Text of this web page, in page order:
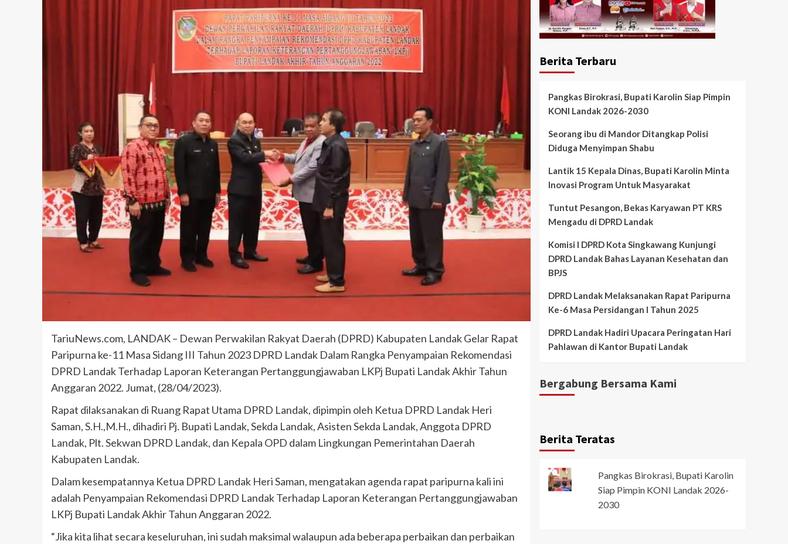
TariuNews.com, LANDAK – Dewan Perwakilan Rakyat Daerah (DPRD) Kabupaten Landak Gelar Rapat
Paripurna ke-11 Masa Sidang III Tahun 2023 DPRD Landak Dalam Rangka Penyampaian Rekomendasi
DPRD Landak Terhadap Laporan Keterangan Pertanggungjawaban LKPj Bupati Landak Akhir Tahun
Anggaran 2022. Jumat, (28/04/2023).
Rapat dilaksanakan di Ruang Rapat Utama DPRD Landak, dipimpin oleh Ketua DPRD Landak Heri
Saman, S.H.,M.H., dihadiri Pj. Bupati Landak, Sekda Landak, Asisten Sekda Landak, Anggota DPRD
Landak, Plt. Sekwan DPRD Landak, dan Kepala OPD dalam Lingkungan Pemerintahan Daerah
Kabupaten Landak.
Dalam kesempatannya Ketua DPRD Landak Heri Saman, mengatakan agenda rapat paripurna kali ini
adalah Penyampaian Rekomendasi DPRD Landak Terhadap Laporan Keterangan Pertanggungjawaban
LKPj Bupati Landak Akhir Tahun Anggaran 2022.
“Jika kita lihat secara keseluruhan, ini sudah maksimal walaupun ada beberapa perbaikan dan perbaikan
Berita Terbaru
Pangkas Birokrasi, Bupati Karolin Siap Pimpin
KONI Landak 2026-2030
Seorang ibu di Mandor Ditangkap Polisi
Diduga Menyimpan Shabu
Lantik 15 Kepala Dinas, Bupati Karolin Minta
Inovasi Program Untuk Masyarakat
Tuntut Pesangon, Bekas Karyawan PT KRS
Mengadu di DPRD Landak
Komisi I DPRD Kota Singkawang Kunjungi
DPRD Landak Bahas Layanan Kesehatan dan
BPJS
DPRD Landak Melaksanakan Rapat Paripurna
Ke-6 Masa Persidangan I Tahun 2025
DPRD Landak Hadiri Upacara Peringatan Hari
Pahlawan di Kantor Bupati Landak
Bergabung Bersama Kami
Berita Teratas
Pangkas Birokrasi, Bupati Karolin
Siap Pimpin KONI Landak 2026-
2030